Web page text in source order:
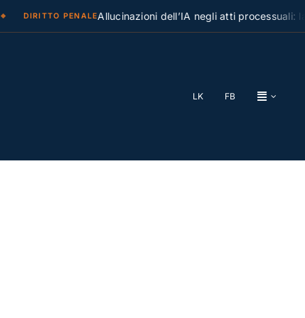
DIRITTO PENALEAllucinazioni dell’IA negli atti processuali: la
LK FB